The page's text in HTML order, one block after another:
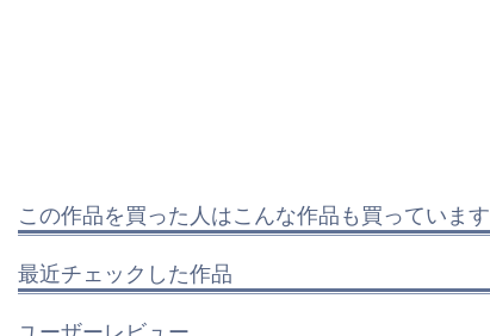
この作品を買った人はこんな作品も買っています
最近チェックした作品